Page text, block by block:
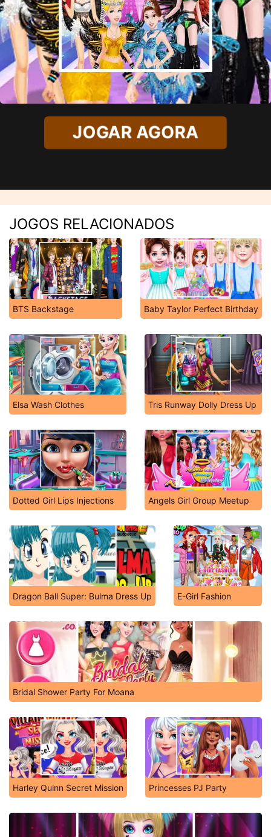
JOGAR AGORA
JOGOS RELACIONADOS
BTS Backstage Baby Taylor Perfect Birthday
Elsa Wash Clothes Tris Runway Dolly Dress Up
Dotted Girl Lips Injections Angels Girl Group Meetup
Dragon Ball Super: Bulma Dress Up E-Girl Fashion
Bridal Shower Party For Moana
Harley Quinn Secret Mission Princesses PJ Party